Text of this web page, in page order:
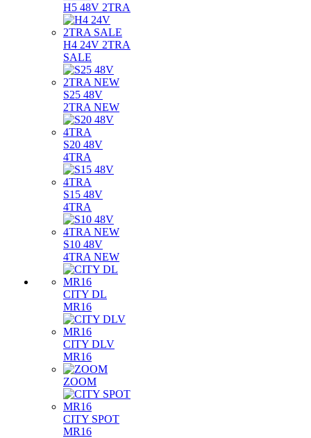
H5 48V 2TRA
H4 24V 2TRA
SALE
S25 48V
2TRA NEW
S20 48V
4TRA
S15 48V
4TRA
S10 48V
4TRA NEW
CITY DL
MR16
CITY DLV
MR16
ZOOM
CITY SPOT
MR16